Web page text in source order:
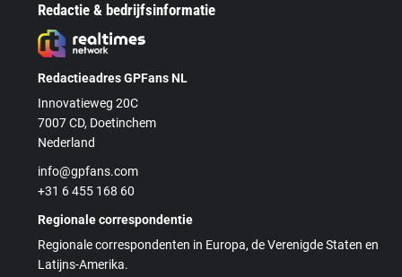
Redactie & bedrijfsinformatie
Redactieadres GPFans NL
Innovatieweg 20C
7007 CD, Doetinchem
Nederland
info@gpfans.com
+31 6 455 168 60
Regionale correspondentie
Regionale correspondenten in Europa, de Verenigde Staten en
Latijns-Amerika.